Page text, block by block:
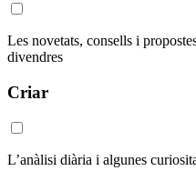
Les novetats, consells i
divendres
Criar
L’anàlisi diària i algunes